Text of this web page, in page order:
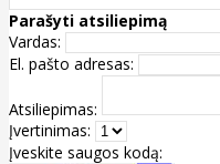
Parašyti atsiliepimą
Vardas:
El. pašto adresas:
Atsiliepimas:
Įvertinimas:
Įveskite saugos kodą: